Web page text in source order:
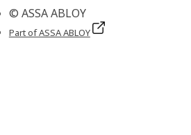
© ASSA ABLOY
Part of ASSA ABLOY